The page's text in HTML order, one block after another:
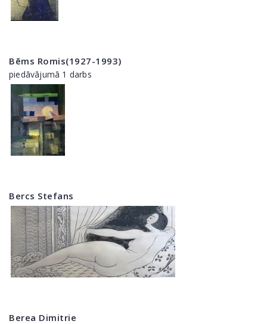
Bēms Romis(1927-1993)
piedāvājumā 1 darbs
Bercs Stefans
Berea Dimitrie